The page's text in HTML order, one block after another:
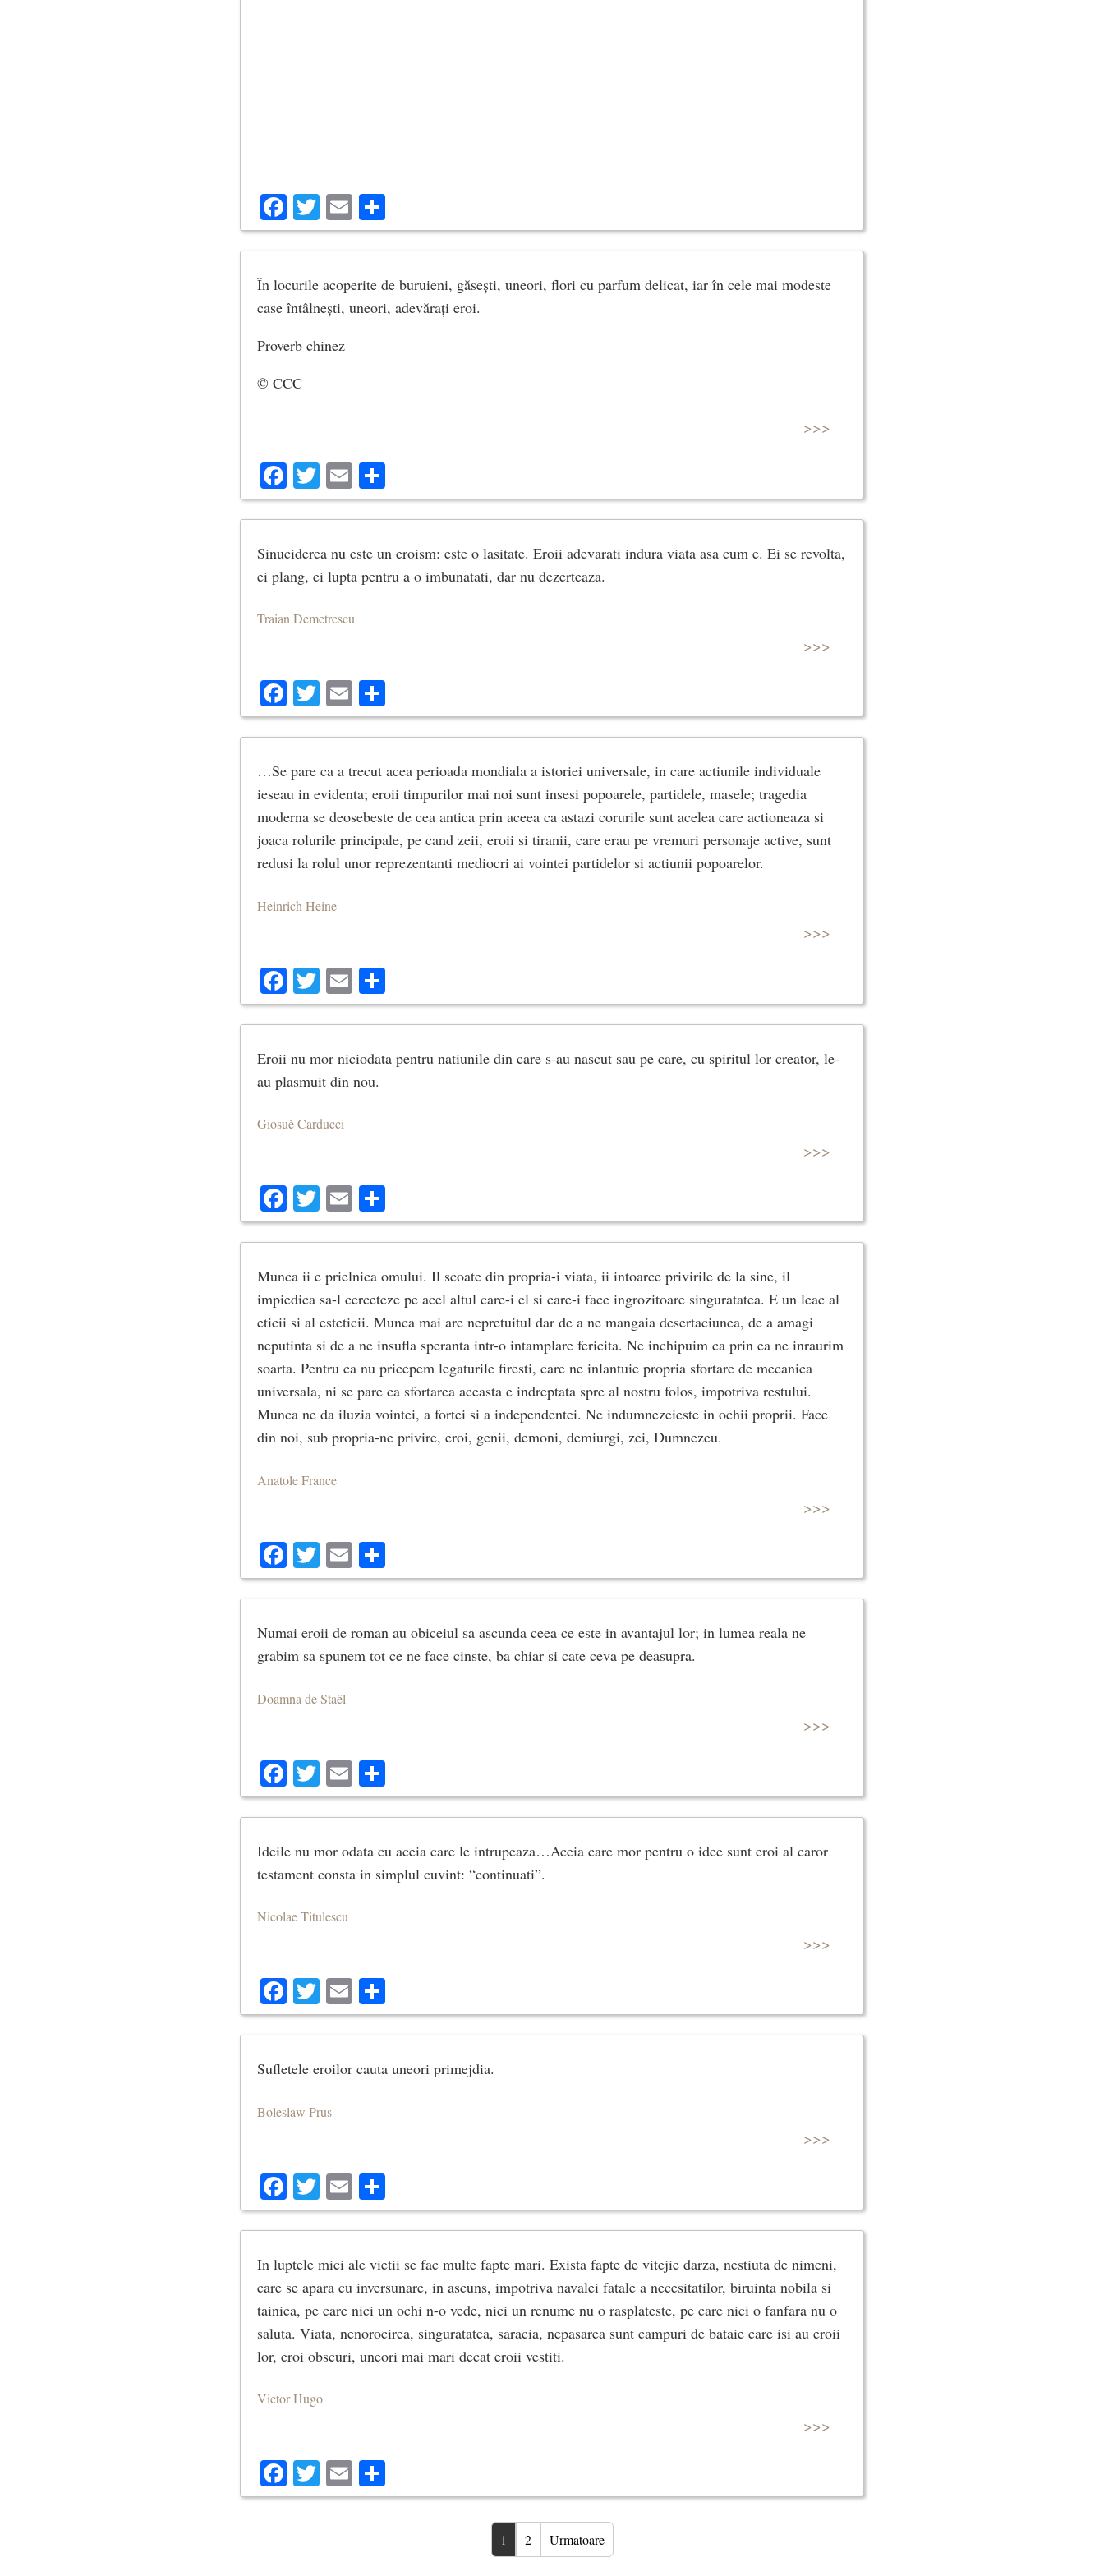
Facebook
Twitter
Email
În locurile acoperite de buruieni, găsești, uneori, flori cu parfum delicat, iar în cele mai modeste
case întâlnești, uneori, adevărați eroi.
Proverb chinez
© CCC
>>>
Facebook
Twitter
Email
Sinuciderea nu este un eroism: este o lasitate. Eroii adevarati indura viata asa cum e. Ei se revolta,
ei plang, ei lupta pentru a o imbunatati, dar nu dezerteaza.
Traian Demetrescu
>>>
Facebook
Twitter
Email
…Se pare ca a trecut acea perioada mondiala a istoriei universale, in care actiunile individuale
ieseau in evidenta; eroii timpurilor mai noi sunt insesi popoarele, partidele, masele; tragedia
moderna se deosebeste de cea antica prin aceea ca astazi corurile sunt acelea care actioneaza si
joaca rolurile principale, pe cand zeii, eroii si tiranii, care erau pe vremuri personaje active, sunt
redusi la rolul unor reprezentanti mediocri ai vointei partidelor si actiunii popoarelor.
Heinrich Heine
>>>
Facebook
Twitter
Email
Eroii nu mor niciodata pentru natiunile din care s-au nascut sau pe care, cu spiritul lor creator, le-
au plasmuit din nou.
Giosuè Carducci
>>>
Facebook
Twitter
Email
Munca ii e prielnica omului. Il scoate din propria-i viata, ii intoarce privirile de la sine, il
impiedica sa-l cerceteze pe acel altul care-i el si care-i face ingrozitoare singuratatea. E un leac al
eticii si al esteticii. Munca mai are nepretuitul dar de a ne mangaia desertaciunea, de a amagi
neputinta si de a ne insufla speranta intr-o intamplare fericita. Ne inchipuim ca prin ea ne inraurim
soarta. Pentru ca nu pricepem legaturile firesti, care ne inlantuie propria sfortare de mecanica
universala, ni se pare ca sfortarea aceasta e indreptata spre al nostru folos, impotriva restului.
Munca ne da iluzia vointei, a fortei si a independentei. Ne indumnezeieste in ochii proprii. Face
din noi, sub propria-ne privire, eroi, genii, demoni, demiurgi, zei, Dumnezeu.
Anatole France
>>>
Facebook
Twitter
Email
Numai eroii de roman au obiceiul sa ascunda ceea ce este in avantajul lor; in lumea reala ne
grabim sa spunem tot ce ne face cinste, ba chiar si cate ceva pe deasupra.
Doamna de Staël
>>>
Facebook
Twitter
Email
Ideile nu mor odata cu aceia care le intrupeaza…Aceia care mor pentru o idee sunt eroi al caror
testament consta in simplul cuvint: “continuati”.
Nicolae Titulescu
>>>
Facebook
Twitter
Email
Sufletele eroilor cauta uneori primejdia.
Boleslaw Prus
>>>
Facebook
Twitter
Email
In luptele mici ale vietii se fac multe fapte mari. Exista fapte de vitejie darza, nestiuta de nimeni,
care se apara cu inversunare, in ascuns, impotriva navalei fatale a necesitatilor, biruinta nobila si
tainica, pe care nici un ochi n-o vede, nici un renume nu o rasplateste, pe care nici o fanfara nu o
saluta. Viata, nenorocirea, singuratatea, saracia, nepasarea sunt campuri de bataie care isi au eroii
lor, eroi obscuri, uneori mai mari decat eroii vestiti.
Victor Hugo
>>>
Facebook
Twitter
Email
1 2 Urmatoare